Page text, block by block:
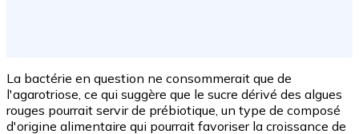
La bactérie en question ne consommerait que de
l'agarotriose, ce qui suggère que le sucre dérivé des algues
rouges pourrait servir de prébiotique, un type de composé
d'origine alimentaire qui pourrait favoriser la croissance de